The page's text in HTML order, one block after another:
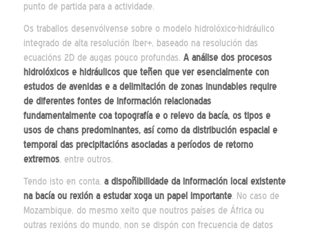
punto de partida para a actividade.
Os traballos desenvólvense sobre o modelo hidrolóxico-hidráulico
integrado de alta resolución Iber+, baseado na resolución das
ecuacións 2D de augas pouco profundas. A análise dos procesos
hidrolóxicos e hidráulicos que teñen que ver esencialmente con
estudos de avenidas e a delimitación de zonas inundables require
de diferentes fontes de información relacionadas
fundamentalmente coa topografía e o relevo da bacía, os tipos e
usos de chans predominantes, así como da distribución espacial e
temporal das precipitacións asociadas a períodos de retorno
extremos, entre outros.
Tendo isto en conta, a dispoñibilidade da información local existente
na bacía ou rexión a estudar xoga un papel importante. No caso de
Mozambique, do mesmo xeito que noutros países de África ou
outras rexións do mundo, non se dispón con frecuencia de datos